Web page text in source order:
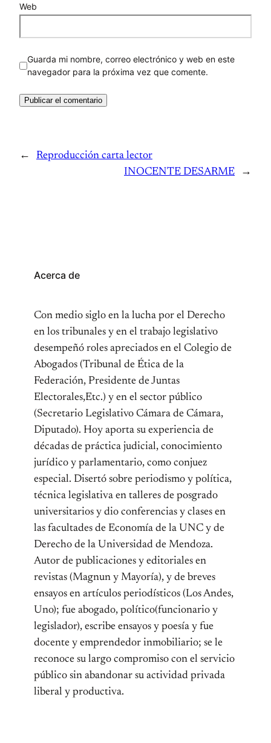
Web
Guarda mi nombre, correo electrónico y web en este
navegador para la próxima vez que comente.
←
Reproducción carta lector
INOCENTE DESARME
→
Acerca de
Con medio siglo en la lucha por el Derecho
en los tribunales y en el trabajo legislativo
desempeñó roles apreciados en el Colegio de
Abogados (Tribunal de Ética de la
Federación, Presidente de Juntas
Electorales,Etc.) y en el sector público
(Secretario Legislativo Cámara de Cámara,
Diputado). Hoy aporta su experiencia de
décadas de práctica judicial, conocimiento
jurídico y parlamentario, como conjuez
especial. Disertó sobre periodismo y política,
técnica legislativa en talleres de posgrado
universitarios y dio conferencias y clases en
las facultades de Economía de la UNC y de
Derecho de la Universidad de Mendoza.
Autor de publicaciones y editoriales en
revistas (Magnun y Mayoría), y de breves
ensayos en artículos periodísticos (Los Andes,
Uno); fue abogado, político(funcionario y
legislador), escribe ensayos y poesía y fue
docente y emprendedor inmobiliario; se le
reconoce su largo compromiso con el servicio
público sin abandonar su actividad privada
liberal y productiva.